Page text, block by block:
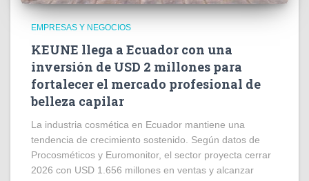
EMPRESAS Y NEGOCIOS
KEUNE llega a Ecuador con una
inversión de USD 2 millones para
fortalecer el mercado profesional de
belleza capilar
La industria cosmética en Ecuador mantiene una
tendencia de crecimiento sostenido. Según datos de
Procosméticos y Euromonitor, el sector proyecta cerrar
2026 con USD 1.656 millones en ventas y alcanzar